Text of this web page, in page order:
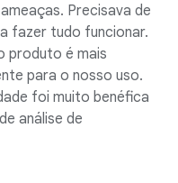
Precisava de
fazer tudo funcionar.
produto é mais
para o nosso uso.
foi muito benéfica
análise de